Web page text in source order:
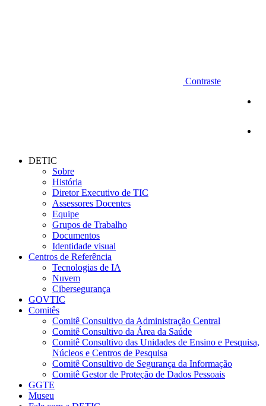
Contraste
DETIC
Sobre
História
Diretor Executivo de TIC
Assessores Docentes
Equipe
Grupos de Trabalho
Documentos
Identidade visual
Centros de Referência
Tecnologias de IA
Nuvem
Cibersegurança
GOVTIC
Comitês
Comitê Consultivo da Administração Central
Comitê Consultivo da Área da Saúde
Comitê Consultivo das Unidades de Ensino e Pesquisa,
Núcleos e Centros de Pesquisa
Comitê Consultivo de Segurança da Informação
Comitê Gestor de Proteção de Dados Pessoais
GGTE
Museu